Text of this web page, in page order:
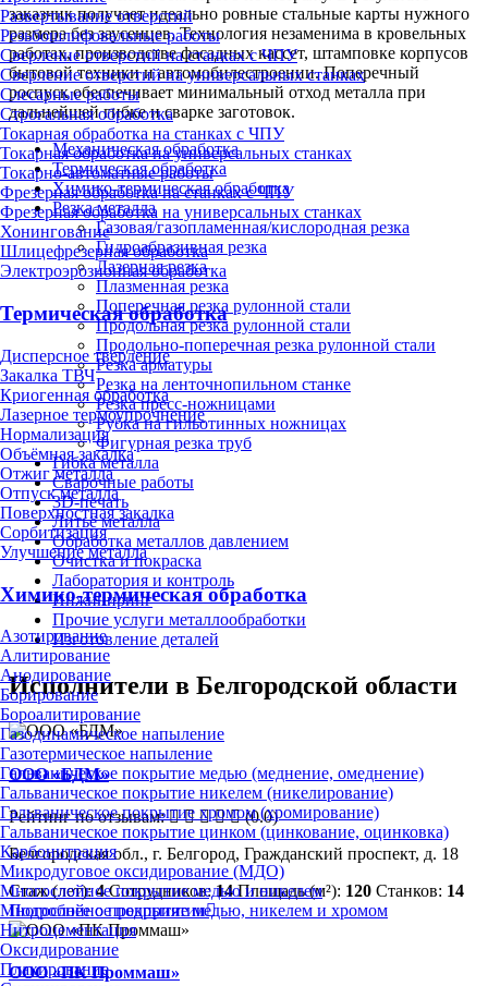
Развертывание отверстий
Резьбошлифовальные работы
Сверление отверстий на станках с ЧПУ
Сверление отверстий на универсальных станках
Слесарные работы
Строгальная обработка
Токарная обработка на станках с ЧПУ
Токарная обработка на универсальных станках
Токарно-автоматные работы
Фрезерная обработка на станках с ЧПУ
Фрезерная обработка на универсальных станках
Хонингование
Шлицефрезерная обработка
Электроэрозионная обработка
Термическая обработка
Дисперсное твердение
Закалка ТВЧ
Криогенная обработка
Лазерное термоупрочнение
Нормализация
Объёмная закалка
Отжиг металла
Отпуск металла
Поверхностная закалка
Сорбитизация
Улучшение металла
Химико-термическая обработка
Азотирование
Алитирование
Анодирование
Борирование
Бороалитирование
Газодинамическое напыление
Газотермическое напыление
Гальваническое покрытие медью (меднение, омеднение)
Гальваническое покрытие никелем (никелирование)
Гальваническое покрытие хромом (хромирование)
Гальваническое покрытие цинком (цинкование, оцинковка)
Карбонитрация
Микродуговое оксидирование (МДО)
Многослойное покрытие медью и никелем
Многослойное покрытие медью, никелем и хромом
Нитроцементация
Оксидирование
Плакирование
заказчик получает идеально ровные стальные карты нужного
размера без заусенцев. Технология незаменима в кровельных
работах, производстве фасадных кассет, штамповке корпусов
бытовой техники и автомобилестроении. Поперечный
роспуск обеспечивает минимальный отход металла при
дальнейшей гибке и сварке заготовок.
Механическая обработка
Термическая обработка
Химико-термическая обработка
Резка металла
Газовая/газопламенная/кислородная резка
Гидроабразивная резка
Лазерная резка
Плазменная резка
Поперечная резка рулонной стали
Продольная резка рулонной стали
Продольно-поперечная резка рулонной стали
Резка арматуры
Резка на ленточнопильном станке
Резка пресс-ножницами
Рубка на гильотинных ножницах
Фигурная резка труб
Гибка металла
Сварочные работы
3D-печать
Литьё металла
Обработка металлов давлением
Очистка и покраска
Лаборатория и контроль
Инжиниринг
Прочие услуги металлообработки
Изготовление деталей
Исполнители в Белгородской области
ООО «БДМ»
Рейтинг по отзывам:
(0.0)
Белгородская обл., г. Белгород, Гражданский проспект, д. 18
Стаж (лет):4 Сотрудников:14 Площадь (м²): 120 Станков: 14
Подробнее о предприятии
ООО «ПК Проммаш»